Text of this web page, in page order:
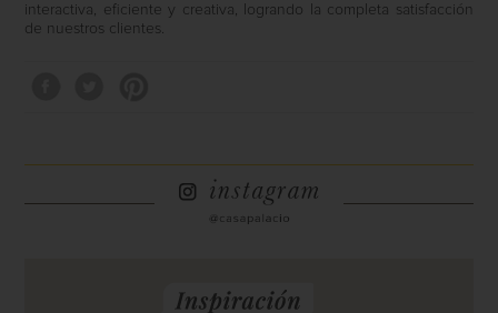
interactiva, eficiente y creativa, logrando la completa satisfacción
de nuestros clientes.